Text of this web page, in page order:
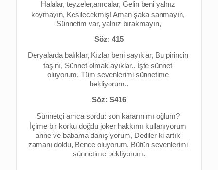
Halalar, teyzeler,amcalar, Gelin beni yalnız
koymayın, Kesilecekmiş!
Sünnetim var, yalnız bırakmayın,
Söz: 415
Deryalarda balıklar, Kızlar beni sayıklar, Bu pirincin
taşını, Sünnet olmak ayıklar.. İşte sünnet
oluyorum, Tüm sevenlerimi sünnetime
bekliyorum..
Söz: S416
Sünnetçi amca sordu; son kararın mı oğlum?
anne ve babama danışıyorum, Dediler ki artık
zamanı doldu, Bende oluyorum, Bütün sevenlerimi
sünnetime bekliyorum.